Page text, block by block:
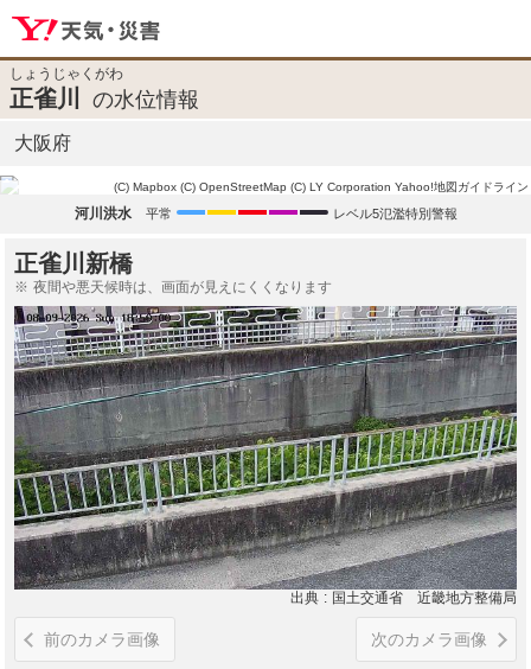
しょうじゃくがわ
正雀川 の水位情報
大阪府
(C) Mapbox (C) OpenStreetMap (C) LY Corporation Yahoo!地図ガイドライン
河川洪水 平常 レベル5氾濫特別警報
正雀川新橋
夜間や悪天候時は、画面が見えにくくなります
出典 国土交通省 近畿地方整備局
前のカメラ画像 次のカメラ画像